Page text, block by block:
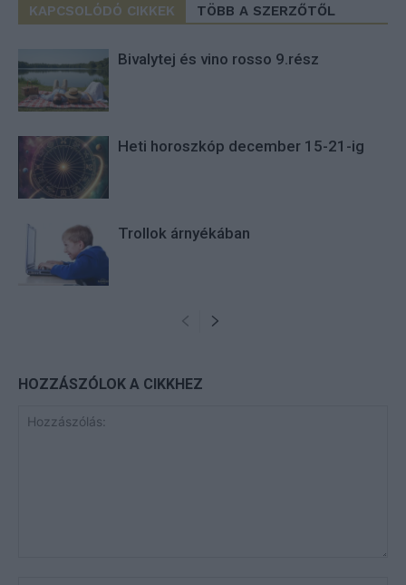
KAPCSOLÓDÓ CIKKEK TÖBB A SZERZŐTŐL
Bivalytej és vino rosso 9.rész
Heti horoszkóp december 15-21-ig
Trollok árnyékában
HOZZÁSZÓLOK A CIKKHEZ